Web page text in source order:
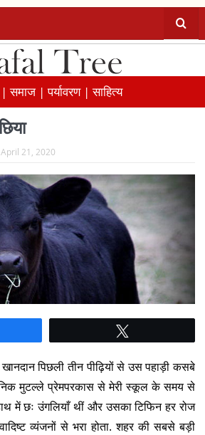
|समाज |पर्यावरण |साहित्य
April 21, 2020
पिछली तीन पीढ़ियों से उस पहाड़ी कसबे
मुटल्ले प्रेमपरकास से मेरी स्कूल के समय से
में छः उंगलियाँ थीं और उसका टिफिन हर रोज
व्यंजनों से भरा होता. शहर की सबसे बड़ी